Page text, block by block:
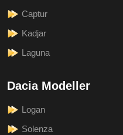
Captur
Kadjar
Laguna
Dacia Modeller
Logan
Solenza